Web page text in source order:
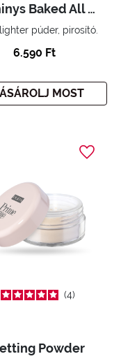
Luminys Baked All Over Illuminating Blush-Powder
púder, pirosító.
6.590 Ft
MOST
4
Powder